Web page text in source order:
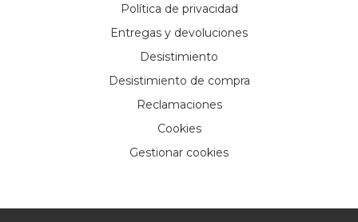
Política de privacidad
Entregas y devoluciones
Desistimiento
Desistimiento de compra
Reclamaciones
Cookies
Gestionar cookies